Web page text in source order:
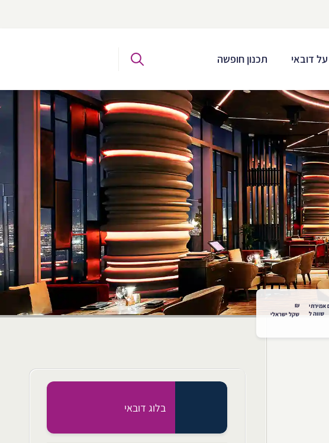
דובאי תכנון חופשה
שווה ל
₪
שקל ישראלי
בלוג דובאי